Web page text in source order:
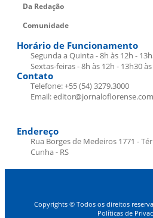
Da Redação
Comunidade
Horário de Funcionamento
Segunda a Quinta - 8h às 12h -
Sextas-feiras - 8h às 12h - 13h30
Contato
Telefone: +55 (54) 3279.3000
Email:
Endereço
Rua Borges de Medeiros 1771 -
Cunha - RS
Copyrights © Todos os direitos
Políticas de